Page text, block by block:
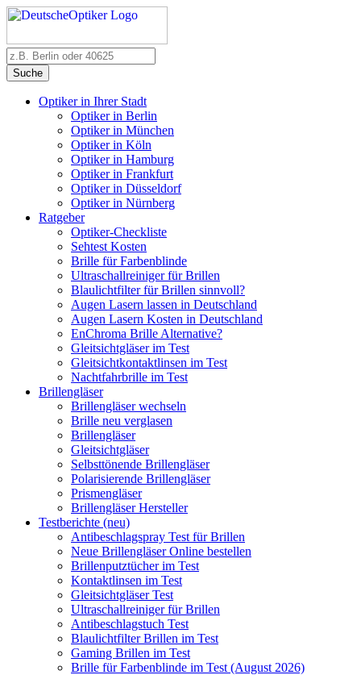
Suche
Optiker in Ihrer Stadt
Optiker in Berlin
Optiker in München
Optiker in Köln
Optiker in Hamburg
Optiker in Frankfurt
Optiker in Düsseldorf
Optiker in Nürnberg
Ratgeber
Optiker-Checkliste
Sehtest Kosten
Brille für Farbenblinde
Ultraschallreiniger für Brillen
Blaulichtfilter für Brillen sinnvoll?
Augen Lasern lassen in Deutschland
Augen Lasern Kosten in Deutschland
EnChroma Brille Alternative?
Gleitsichtgläser im Test
Gleitsichtkontaktlinsen im Test
Nachtfahrbrille im Test
Brillengläser
Brillengläser wechseln
Brille neu verglasen
Brillengläser
Gleitsichtgläser
Selbsttönende Brillengläser
Polarisierende Brillengläser
Prismengläser
Brillengläser Hersteller
Testberichte (neu)
Antibeschlagspray Test für Brillen
Neue Brillengläser Online bestellen
Brillenputztücher im Test
Kontaktlinsen im Test
Gleitsichtgläser Test
Ultraschallreiniger für Brillen
Antibeschlagstuch Test
Blaulichtfilter Brillen im Test
Gaming Brillen im Test
Brille für Farbenblinde im Test (August 2026)